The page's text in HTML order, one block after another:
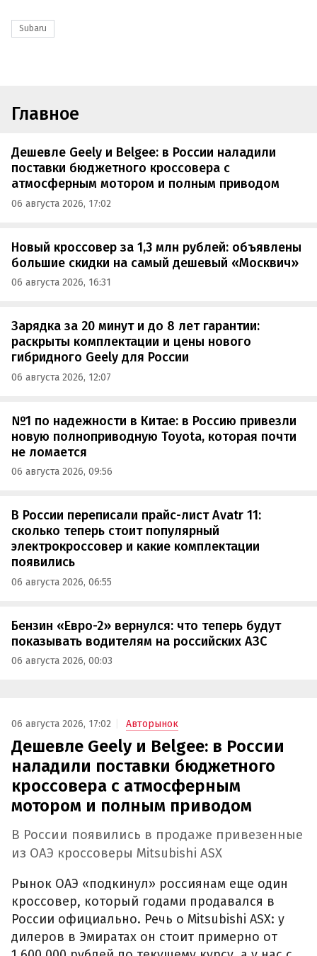
Subaru
Главное
Дешевле Geely и Belgee: в России наладили
поставки бюджетного кроссовера с
атмосферным мотором и полным приводом
06 августа 2026, 17:02
Новый кроссовер за 1,3 млн рублей: объявлены
большие скидки на самый дешевый «Москвич»
06 августа 2026, 16:31
Зарядка за 20 минут и до 8 лет гарантии:
раскрыты комплектации и цены нового
гибридного Geely для России
06 августа 2026, 12:07
№1 по надежности в Китае: в Россию привезли
новую полноприводную Toyota, которая почти
не ломается
06 августа 2026, 09:56
В России переписали прайс-лист Avatr 11:
сколько теперь стоит популярный
электрокроссовер и какие комплектации
появились
06 августа 2026, 06:55
Бензин «Евро-2» вернулся: что теперь будут
показывать водителям на российских АЗС
06 августа 2026, 00:03
06 августа 2026, 17:02 Авторынок
Дешевле Geely и Belgee: в России
наладили поставки бюджетного
кроссовера с атмосферным
мотором и полным приводом
В России появились в продаже привезенные
из ОАЭ кроссоверы Mitsubishi ASX
Рынок ОАЭ «подкинул» россиянам еще один
кроссовер, который годами продавался в
России официально. Речь о Mitsubishi ASX: у
дилеров в Эмиратах он стоит примерно от